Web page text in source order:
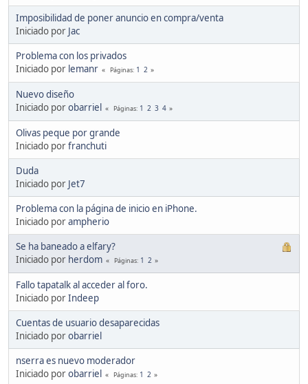
Imposibilidad de poner anuncio en compra/venta
Iniciado por Jac
Problema con los privados
Iniciado por lemanr Páginas 1 2
Nuevo diseño
Iniciado porobarriel Páginas 1 2 3 4
Olivas peque por grande
Iniciado porfranchuti
Duda
Iniciado por Jet7
Problema con la página de inicio en iPhone.
Iniciado porampherio
Se ha baneado a elfary?
Iniciado por herdom Páginas 1 2
Fallo tapatalk al acceder al foro.
Iniciado porIndeep
Cuentas de usuario desaparecidas
Iniciado porobarriel
nserra es nuevo moderador
Iniciado porobarriel Páginas 1 2